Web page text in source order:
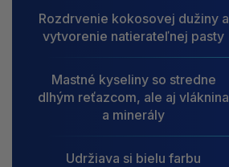
Rozdrvenie kokosovej dužiny a
vytvorenie natierateľnej pasty
Mastné kyseliny so stredne
dlhým reťazcom, ale aj vláknina
a minerály
Udržiava si bielu farbu